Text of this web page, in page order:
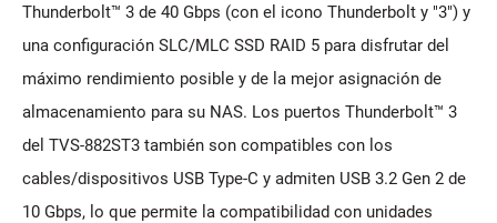
Thunderbolt™ 3 de 40 Gbps (con el icono Thunderbolt y "3") y
una configuración SLC/MLC SSD RAID 5 para disfrutar del
máximo rendimiento posible y de la mejor asignación de
almacenamiento para su NAS. Los puertos Thunderbolt™ 3
del TVS-882ST3 también son compatibles con los
cables/dispositivos USB Type-C y admiten USB 3.2 Gen 2 de
10 Gbps, lo que permite la compatibilidad con unidades